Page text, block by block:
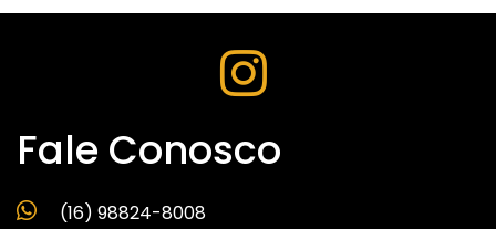
Fale Conosco
(16) 98824-8008